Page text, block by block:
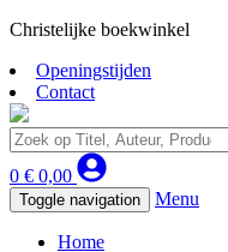
Christelijke boekwinkel
Openingstijden
Contact
0 € 0,00
Toggle navigation Menu
Home